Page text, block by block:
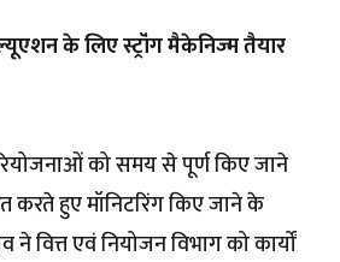
के लिए स्ट्रॉंग मैकेनिज्म तैयार
को समय से पूर्ण किए जाने
करते हुए मॉनिटरिंग किए जाने के
ने वित्त एवं नियोजन विभाग को कार्यों